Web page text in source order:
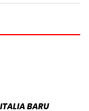
BARU